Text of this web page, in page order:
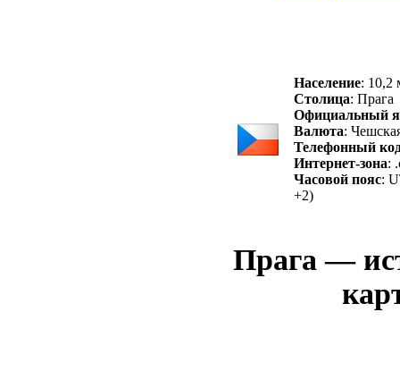
Население: 10,2
Столица: Прага
Официальный
Валюта:
Телефонный
Интернет-зона:
Часовой пояс:
+2)
Прага —